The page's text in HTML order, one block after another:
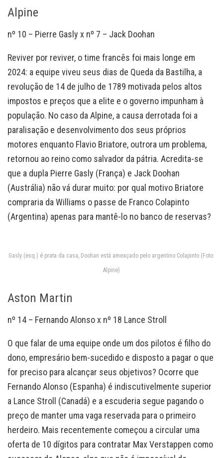
Alpine
nº 10 – Pierre Gasly x nº 7 – Jack Doohan
Reviver por reviver, o time francês foi mais longe em
2024: a equipe viveu seus dias de Queda da Bastilha, a
revolução de 14 de julho de 1789 motivada pelos altos
impostos e preços que a elite e o governo impunham à
população. No caso da Alpine, a causa derrotada foi a
paralisação e desenvolvimento dos seus próprios
motores enquanto Flavio Briatore, outrora um problema,
retornou ao reino como salvador da pátria. Acredita-se
que a dupla Pierre Gasly (França) e Jack Doohan
(Austrália) não vá durar muito: por qual motivo Briatore
compraria da Williams o passe de Franco Colapinto
(Argentina) apenas para mantê-lo no banco de reservas?
Gasly (esq.) é prata da casa, Doohan está ameaçado pelo argentino Colapinto (Foto:
Alpine)
Aston Martin
nº 14 – Fernando Alonso x nº 18 Lance Stroll
O que falar de uma equipe onde um dos pilotos é filho do
dono, empresário bem-sucedido e disposto a pagar o que
for preciso para alcançar seus objetivos? Ocorre que
Fernando Alonso (Espanha) é indiscutivelmente superior
a Lance Stroll (Canadá) e a escuderia segue pagando o
preço de manter uma vaga reservada para o primeiro
herdeiro. Mais recentemente começou a circular uma
oferta de 10 dígitos para contratar Max Verstappen como